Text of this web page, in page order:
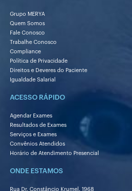
Grupo MERYA
Quem Somos
Fale Conosco
Trabalhe Conosco
Compliance
Política de Privacidade
Direitos e Deveres do Paciente
Igualdade Salarial
ACESSO RÁPIDO
Agendar Exames
Resultados de Exames
Serviços e Exames
Convênios Atendidos
Horário de Atendimento Presencial
ONDE ESTAMOS
Rua Dr. Constâncio Krumel, 1968